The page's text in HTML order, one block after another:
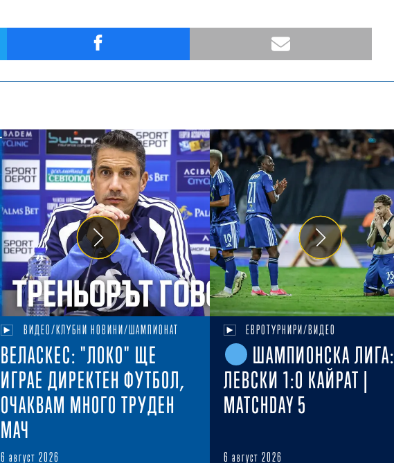
ВИДЕО/КЛУБНИ НОВИНИ/ШАМПИОНАТ
ВЕЛАСКЕС: "ЛОКО" ЩЕ
ИГРАЕ ДИРЕКТЕН ФУТБОЛ,
ОЧАКВАМ МНОГО ТРУДЕН
МАЧ
6 август 2026
ЕВРОТУРНИРИ/ВИДЕО
ШАМПИОНСКА ЛИГА:
ЛЕВСКИ 1:0 КАЙРАТ |
MATCHDAY 5
6 август 2026